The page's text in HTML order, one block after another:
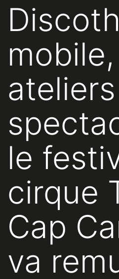
mobile,
le
cirque
Cap
va